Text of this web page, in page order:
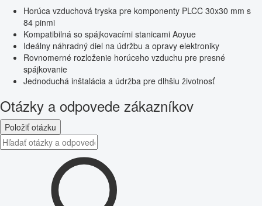
Horúca vzduchová tryska pre komponenty PLCC 30x30 mm s
84 pinmi
Kompatibilná so spájkovacími stanicami Aoyue
Ideálny náhradný diel na údržbu a opravy elektroniky
Rovnomerné rozloženie horúceho vzduchu pre presné
spájkovanie
Jednoduchá inštalácia a údržba pre dlhšiu životnosť
Otázky a odpovede zákazníkov
Položiť otázku